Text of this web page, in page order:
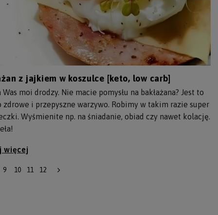
z jajkiem w koszulce [keto, low carb]
moi drodzy. Nie macie pomysłu na bakłażana? Jest to
zdrowe i przepyszne warzywo. Robimy w takim razie super
Wyśmienite np. na śniadanie, obiad czy nawet kolację.
więcej
9 10 11 12